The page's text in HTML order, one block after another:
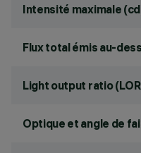
Intensité maximale
Flux total émis au-
Light output ratio
Optique et angle de